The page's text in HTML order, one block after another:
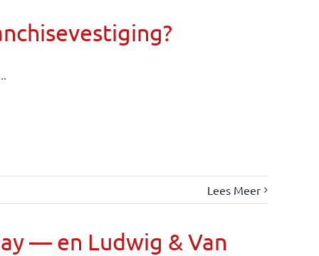
Lees Meer
— en Ludwig & Van